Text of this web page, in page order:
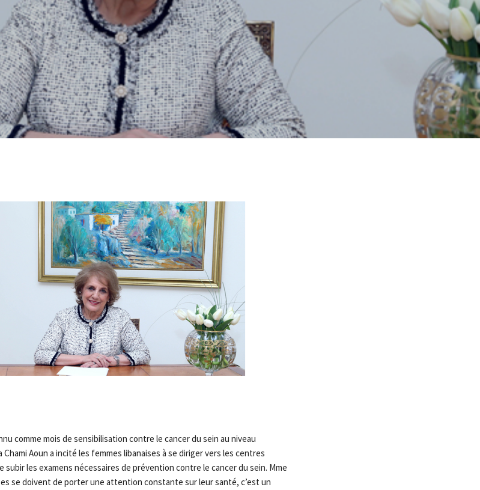
comme mois de sensibilisation contre le cancer du sein au niveau
Aoun a incité les femmes libanaises à se diriger vers les centres
subir les examens nécessaires de prévention contre le cancer du sein. Mme
se doivent de porter une attention constante sur leur santé, c’est un